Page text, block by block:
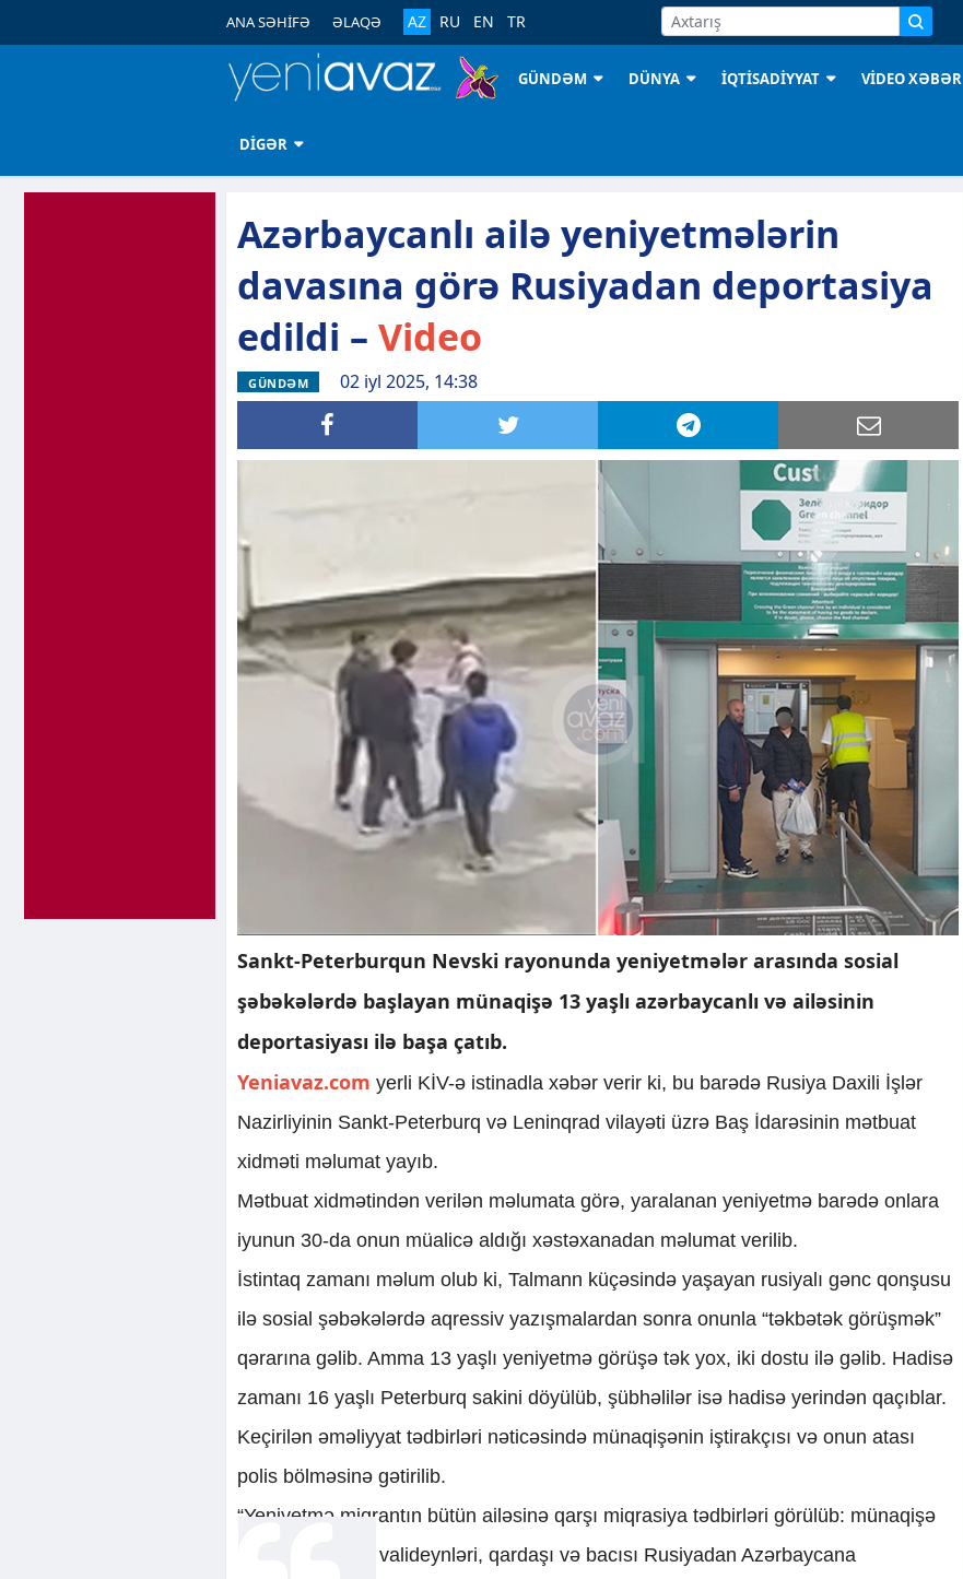
ANA SƏHİFƏ ƏLAQƏ AZ RU EN TR
GÜNDƏM DÜNYA İQTİSADİYYAT VİDEO XƏBƏR
DİGƏR
Azərbaycanlı ailə yeniyetmələrin
davasına görə Rusiyadan deportasiya
edildi – Video
GÜNDƏM 02 iyl 2025, 14:38
Sankt-Peterburqun Nevski rayonunda yeniyetmələr arasında sosial
şəbəkələrdə başlayan münaqişə 13 yaşlı azərbaycanlı və ailəsinin
deportasiyası ilə başa çatıb.
Yeniavaz.com yerli KİV-ə istinadla xəbər verir ki, bu barədə Rusiya Daxili İşlər
Nazirliyinin Sankt-Peterburq və Leninqrad vilayəti üzrə Baş İdarəsinin mətbuat
xidməti məlumat yayıb.
Mətbuat xidmətindən verilən məlumata görə, yaralanan yeniyetmə barədə onlara
iyunun 30-da onun müalicə aldığı xəstəxanadan məlumat verilib.
İstintaq zamanı məlum olub ki, Talmann küçəsində yaşayan rusiyalı gənc qonşusu
ilə sosial şəbəkələrdə aqressiv yazışmalardan sonra onunla “təkbətək görüşmək”
qərarına gəlib. Amma 13 yaşlı yeniyetmə görüşə tək yox, iki dostu ilə gəlib. Hadisə
zamanı 16 yaşlı Peterburq sakini döyülüb, şübhəlilər isə hadisə yerindən qaçıblar.
Keçirilən əməliyyat tədbirləri nəticəsində münaqişənin iştirakçısı və onun atası
polis bölməsinə gətirilib.
“Yeniyetmə miqrantın bütün ailəsinə qarşı miqrasiya tədbirləri görülüb: münaqişə
iştirakçısı, onun valideynləri, qardaşı və bacısı Rusiyadan Azərbaycana